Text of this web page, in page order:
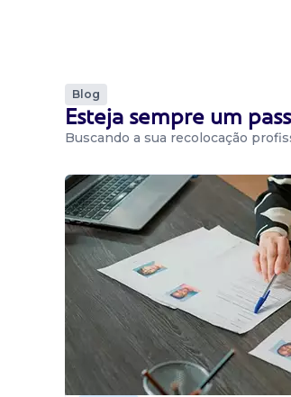
Blog
Esteja sempre um
Buscando a sua recolocação